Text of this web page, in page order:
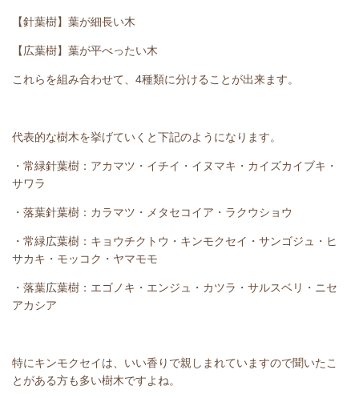
【針葉樹】葉が細長い木
【広葉樹】葉が平べったい木
これらを組み合わせて、4種類に分けることが出来ます。
代表的な樹木を挙げていくと下記のようになります。
・常緑針葉樹：アカマツ・イチイ・イヌマキ・カイズカイブキ・
サワラ
・落葉針葉樹：カラマツ・メタセコイア・ラクウショウ
・常緑広葉樹：キョウチクトウ・キンモクセイ・サンゴジュ・ヒ
サカキ・モッコク・ヤマモモ
・落葉広葉樹：エゴノキ・エンジュ・カツラ・サルスベリ・ニセ
アカシア
特にキンモクセイは、いい香りで親しまれていますので聞いたこ
とがある方も多い樹木ですよね。